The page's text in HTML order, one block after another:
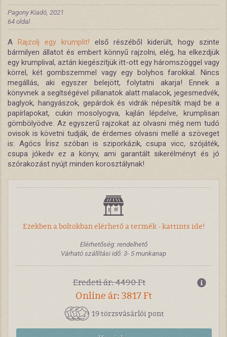
Pagony Kiadó, 2021
64 oldal
A Rajzolj egy krumplit!első részéből kiderült, hogy szinte
bármilyen állatot és embert könnyű rajzolni, elég, ha elkezdjük
egy krumplival, aztán kiegészítjük itt-ott egy háromszöggel vagy
körrel, két gombszemmel vagy egy bolyhos farokkal. Nincs
megállás, aki egyszer belejött, folytatni akarja! Ennek a
könyvnek a segítségével pillanatok alatt malacok, jegesmedvék,
baglyok, hangyászok, gepárdok és vidrák népesítik majd be a
papírlapokat, cukin mosolyogva, kajlán lépdelve, krumplisan
gömbölyödve. Az egyszerű rajzokat az olvasni még nem tudó
ovisok is követni tudják, de érdemes olvasni mellé a szöveget
is: Agócs Írisz szóban is sziporkázik, csupa vicc, szójáték,
csupa jókedv ez a könyv, ami garantált sikerélményt és jó
szórakozást nyújt minden korosztálynak!
Ezekben a boltokban elérhető a termék - kattints ide!
Elérhetőség: rendelhető
Várható szállítási idő: 3- 5 munkanap
Eredeti ár: 4490 Ft
Online ár: 3817 Ft
19 törzsvásárlói pont